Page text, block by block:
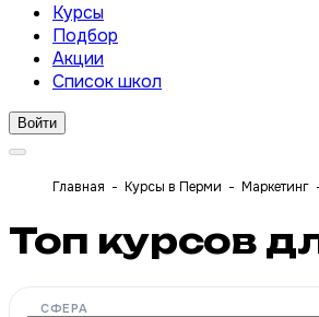
Курсы
Подбор
Акции
Список школ
Войти
Главная Курсы в Перми Маркетинг
Топ курсов
СФЕРА